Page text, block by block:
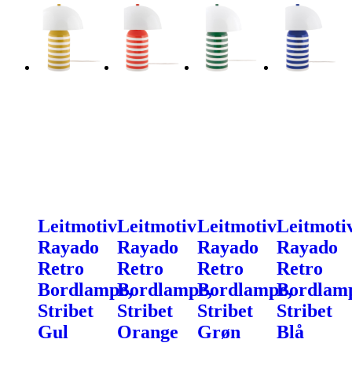
Leitmotiv
Rayado
Retro
Bordlampe,
Stribet
Gul
Leitmotiv
Rayado
Retro
Bordlampe,
Stribet
Orange
Leitmotiv
Rayado
Retro
Bordlampe,
Stribet
Grøn
Rayado
Retro
Stribet
Blå